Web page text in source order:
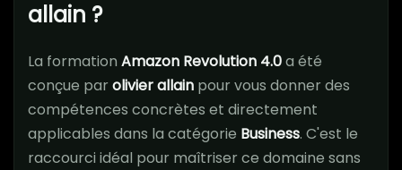
allain​ ?
La formation Amazon Revolution 4.0a été
conçue parolivier allain​ pour vous donner des
compétences concrètes et directement
applicables dans la catégorie Business. C'est le
raccourci idéal pour maîtriser ce domaine sans